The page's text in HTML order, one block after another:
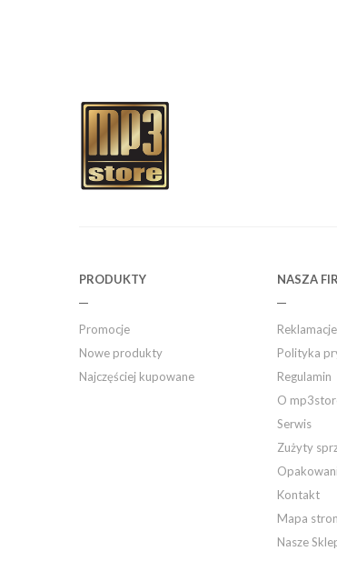
PRODUKTY
Promocje
Nowe produkty
Najczęściej kupowane
NASZA
Polityka
Regulamin
O
Serwis
Zużyty
Kontakt
Mapa
Nasze